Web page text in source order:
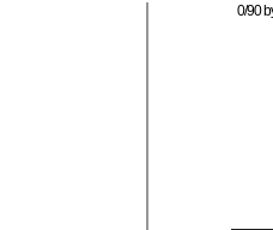
0/90